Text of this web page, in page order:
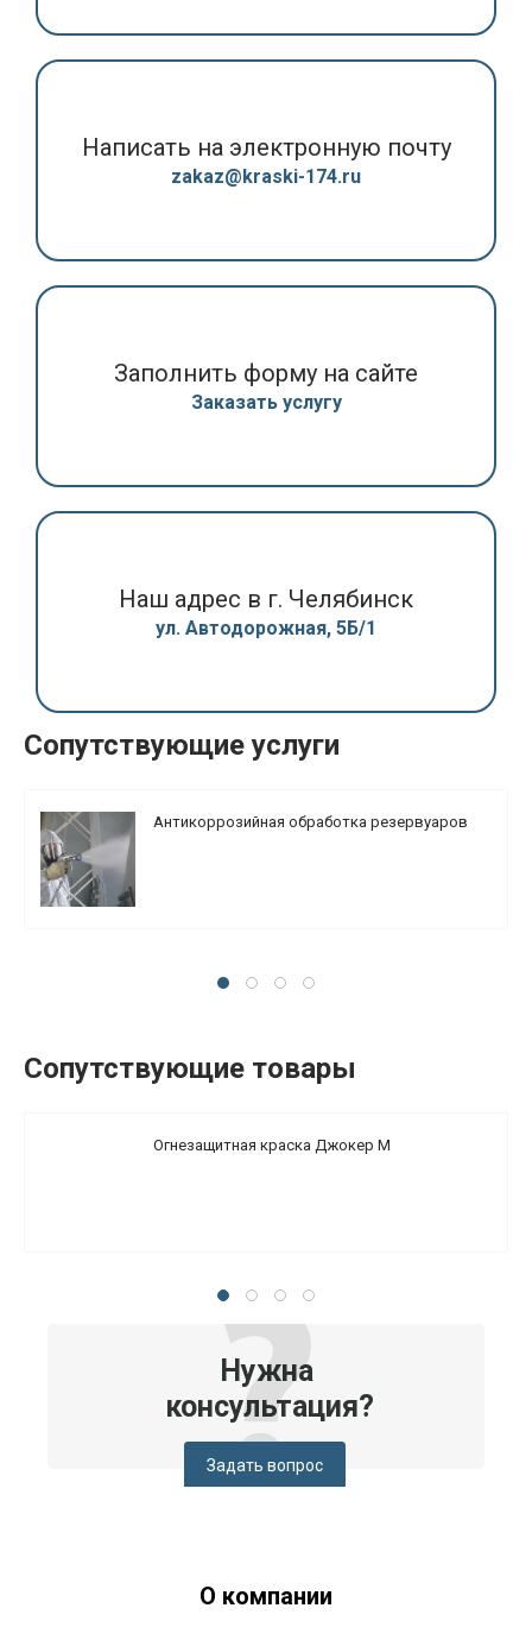
Написать на электронную почту
zakaz@kraski-174.ru
Заполнить форму на сайте
Заказать услугу
Наш адрес в г. Челябинск
ул. Автодорожная, 5Б/1
Сопутствующие услуги
Антикоррозийная обработка резервуаров
Сопутствующие товары
Огнезащитная краска Джокер М
Нужна
консультация?
Задать вопрос
О компании